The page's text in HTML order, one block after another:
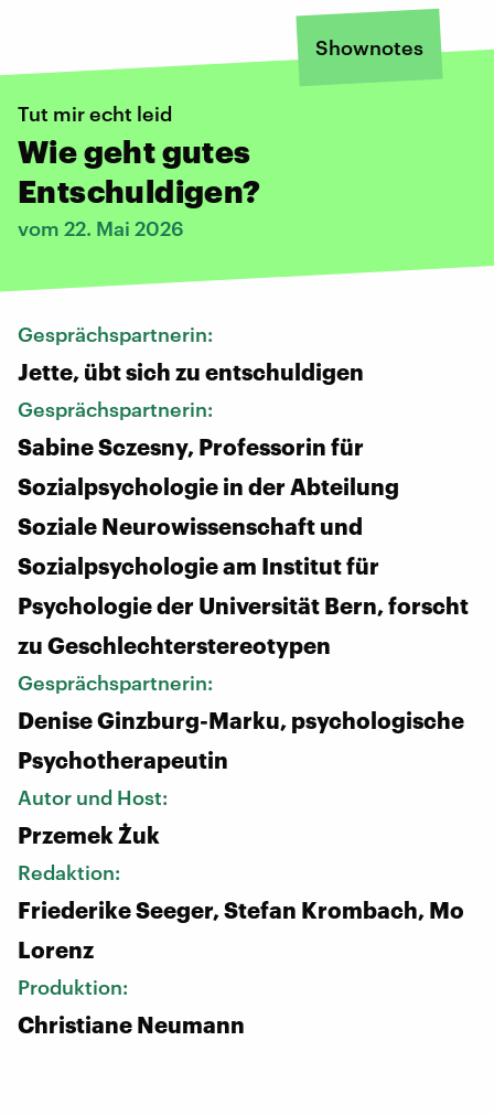
Shownotes
Tut mir echt leid
Wie geht gutes
Entschuldigen?
vom 22. Mai 2026
Gesprächspartnerin:
Jette, übt sich zu entschuldigen
Gesprächspartnerin:
Sabine Sczesny, Professorin für
Sozialpsychologie in der Abteilung
Soziale Neurowissenschaft und
Sozialpsychologie am Institut für
Psychologie der Universität Bern, forscht
zu Geschlechterstereotypen
Gesprächspartnerin:
Denise Ginzburg-Marku, psychologische
Psychotherapeutin
Autor und Host:
Przemek Żuk
Redaktion:
Friederike Seeger, Stefan Krombach, Mo
Lorenz
Produktion:
Christiane Neumann